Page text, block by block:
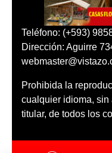
Teléfono: (+593)
Dirección: Aguirre
Prohibida la
cualquier idioma, sin
titular, de todos los